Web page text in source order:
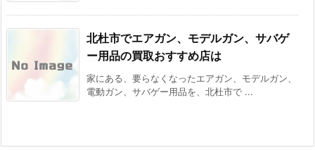
北杜市でエアガン、モデルガン、サバゲ
ー用品の買取おすすめ店は
家にある、要らなくなったエアガン、モデルガン、
電動ガン、サバゲー用品を、北杜市で ...